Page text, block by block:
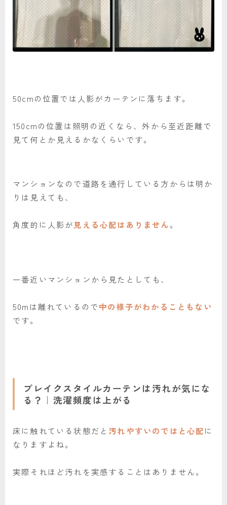
50cmの位置では人影がカーテンに落ちます。
150cmの位置は照明の近くなら、外から至近距離で
見て何とか見えるかなくらいです。
マンションなので道路を通行している方からは明か
りは見えても、
角度的に人影が 見える心配はありません。
一番近いマンションから見たとしても、
50mは離れているので中の様子がわかることもない
です。
ブレイクスタイルカーテンは汚れが気にな
る？｜洗濯頻度は上がる
床に触れている状態だと 汚れやすいのではと心配に
なりますよね。
実際それほど汚れを実感することはありません。